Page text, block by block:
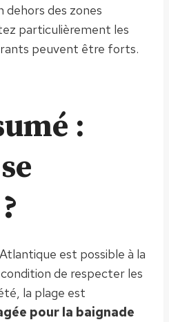
dehors des zones
particulièrement les
peuvent être forts.
:
est possible à la
de respecter les
la plage est
pour la baignade